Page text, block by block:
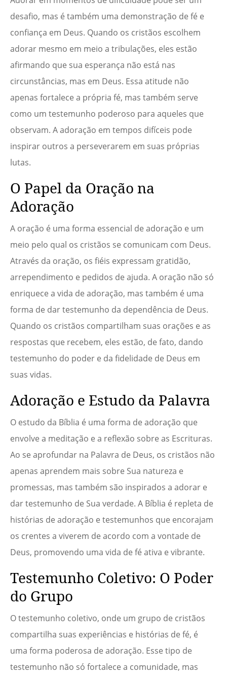
desafio, mas é também uma demonstração de fé e
confiança em Deus. Quando os cristãos escolhem
adorar mesmo em meio a tribulações, eles estão
afirmando que sua esperança não está nas
circunstâncias, mas em Deus. Essa atitude não
apenas fortalece a própria fé, mas também serve
como um testemunho poderoso para aqueles que
observam. A adoração em tempos difíceis pode
inspirar outros a perseverarem em suas próprias
lutas.
O Papel da Oração na
Adoração
A oração é uma forma essencial de adoração e um
meio pelo qual os cristãos se comunicam com Deus.
Através da oração, os fiéis expressam gratidão,
arrependimento e pedidos de ajuda. A oração não só
enriquece a vida de adoração, mas também é uma
forma de dar testemunho da dependência de Deus.
Quando os cristãos compartilham suas orações e as
respostas que recebem, eles estão, de fato, dando
testemunho do poder e da fidelidade de Deus em
suas vidas.
Adoração e Estudo da Palavra
O estudo da Bíblia é uma forma de adoração que
envolve a meditação e a reflexão sobre as Escrituras.
Ao se aprofundar na Palavra de Deus, os cristãos não
apenas aprendem mais sobre Sua natureza e
promessas, mas também são inspirados a adorar e
dar testemunho de Sua verdade. A Bíblia é repleta de
histórias de adoração e testemunhos que encorajam
os crentes a viverem de acordo com a vontade de
Deus, promovendo uma vida de fé ativa e vibrante.
Testemunho Coletivo: O Poder
do Grupo
O testemunho coletivo, onde um grupo de cristãos
compartilha suas experiências e histórias de fé, é
uma forma poderosa de adoração. Esse tipo de
testemunho não só fortalece a comunidade, mas